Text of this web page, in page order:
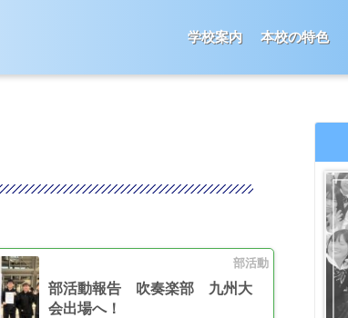
学校案内 本校の特色
部活動
部活動報告 吹奏楽部 九州大
会出場へ！